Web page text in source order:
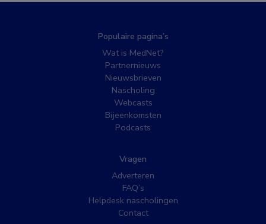
Populaire pagina’s
Wat is MedNet?
Partnernieuws
Nieuwsbrieven
Nascholing
Webcasts
Bijeenkomsten
Podcasts
Vragen
Adverteren
FAQ’s
Helpdesk nascholingen
Contact